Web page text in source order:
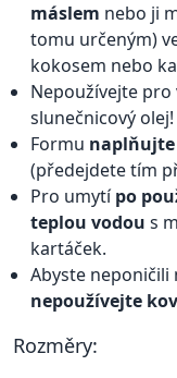
máslem nebo ji
tomu určeným)
kokosem nebo
Nepoužívejte pro
slunečnicový olej!
Formu
(předejdete tím
Pro umytípo
teplou vodou s
kartáček.
Abyste
nepoužívejte
Rozměry: